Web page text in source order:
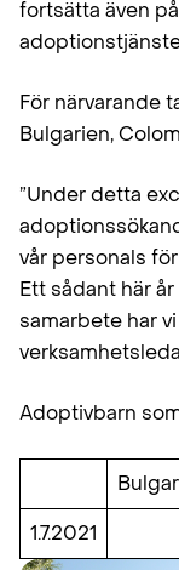
fortsätta även
För närvarande
Bulgarien,
”Under detta
vår personals
Ett sådant här
samarbete har
Adoptivbarn
1.7.2021